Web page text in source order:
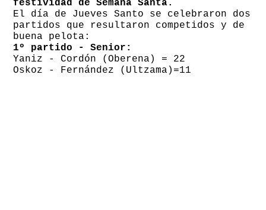
festividad de Semana Santa.
El día de Jueves Santo se celebraron dos
partidos que resultaron competidos y de
buena pelota:
1º partido - Senior:
Yaniz - Cordón (Oberena) = 22
Oskoz - Fernández (Ultzama)=11